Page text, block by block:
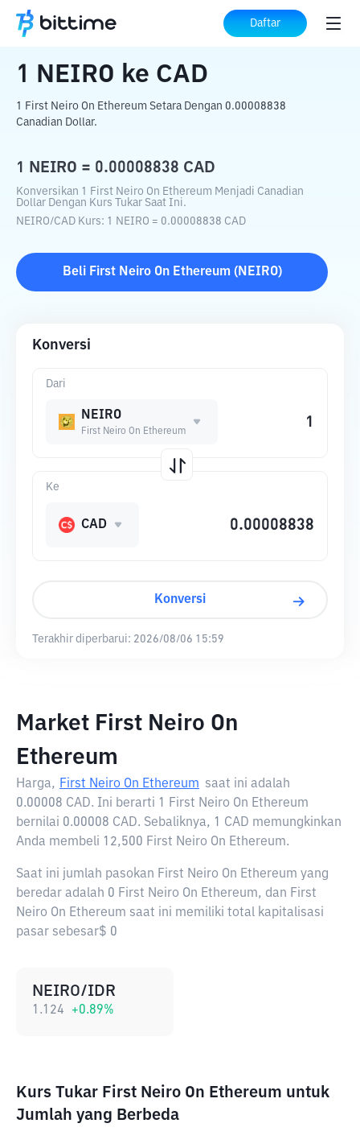
Daftar
Beranda Konverter Kripto NEIRO CAD
1 NEIRO ke CAD
1 First Neiro On Ethereum Setara Dengan 0.00008838
Canadian Dollar.
1 NEIRO = 0.00008838 CAD
Konversikan 1 First Neiro On Ethereum Menjadi Canadian
Dollar Dengan Kurs Tukar Saat Ini.
NEIRO/CAD Kurs: 1 NEIRO = 0.00008838 CAD
Beli First Neiro On Ethereum( NEIRO)
Konversi
Dari
NEIRO
First Neiro On Ethereum
Ke
CAD
Konversi
Terakhir diperbarui: 2026/08/06 15:59
Market First Neiro On
Ethereum
Harga, First Neiro On Ethereum saat ini adalah
0.00008 CAD. Ini berarti 1 First Neiro On Ethereum
bernilai 0.00008 CAD. Sebaliknya, 1 CAD memungkinkan
Anda membeli 12,500 First Neiro On Ethereum.
Saat ini jumlah pasokan First Neiro On Ethereum yang
beredar adalah 0 First Neiro On Ethereum, dan First
Neiro On Ethereum saat ini memiliki total kapitalisasi
pasar sebesar$ 0
NEIRO/IDR
1.124 +0.89%
Kurs Tukar First Neiro On Ethereum untuk
Jumlah yang Berbeda